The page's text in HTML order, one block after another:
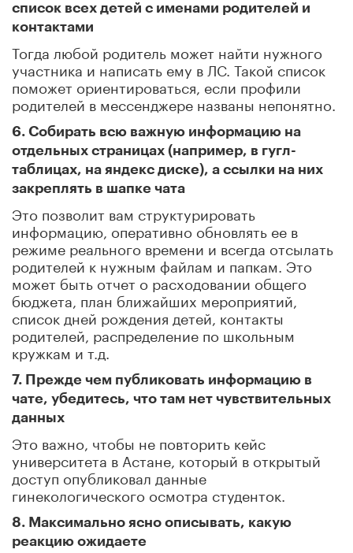
список всех детей с именами родителей и
контактами
Тогда любой родитель может найти нужного
участника и написать ему в ЛС. Такой список
поможет ориентироваться, если профили
родителей в мессенджере названы непонятно.
6. Собирать всю важную информацию на
отдельных страницах (например, в гугл-
таблицах, на яндекс диске), а ссылки на них
закреплять в шапке чата
Это позволит вам структурировать
информацию, оперативно обновлять ее в
режиме реального времени и всегда отсылать
родителей к нужным файлам и папкам. Это
может быть отчет о расходовании общего
бюджета, план ближайших мероприятий,
список дней рождения детей, контакты
родителей, распределение по школьным
кружкам и т.д.
7. Прежде чем публиковать информацию в
чате, убедитесь, что там нет чувствительных
данных
Это важно, чтобы не повторить кейс
университета в Астане, который в открытый
доступ опубликовал данные
гинекологического осмотра студенток.
8. Максимально ясно описывать, какую
реакцию ожидаете